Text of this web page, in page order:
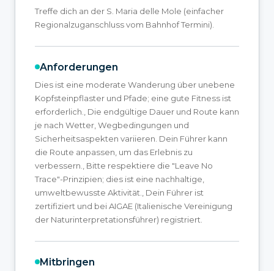
Treffe dich an der S. Maria delle Mole (einfacher
Regionalzuganschluss vom Bahnhof Termini).
Anforderungen
Dies ist eine moderate Wanderung über unebene
Kopfsteinpflaster und Pfade; eine gute Fitness ist
erforderlich., Die endgültige Dauer und Route kann
je nach Wetter, Wegbedingungen und
Sicherheitsaspekten variieren. Dein Führer kann
die Route anpassen, um das Erlebnis zu
verbessern., Bitte respektiere die "Leave No
Trace"-Prinzipien; dies ist eine nachhaltige,
umweltbewusste Aktivität., Dein Führer ist
zertifiziert und bei AIGAE (Italienische Vereinigung
der Naturinterpretationsführer) registriert.
Mitbringen